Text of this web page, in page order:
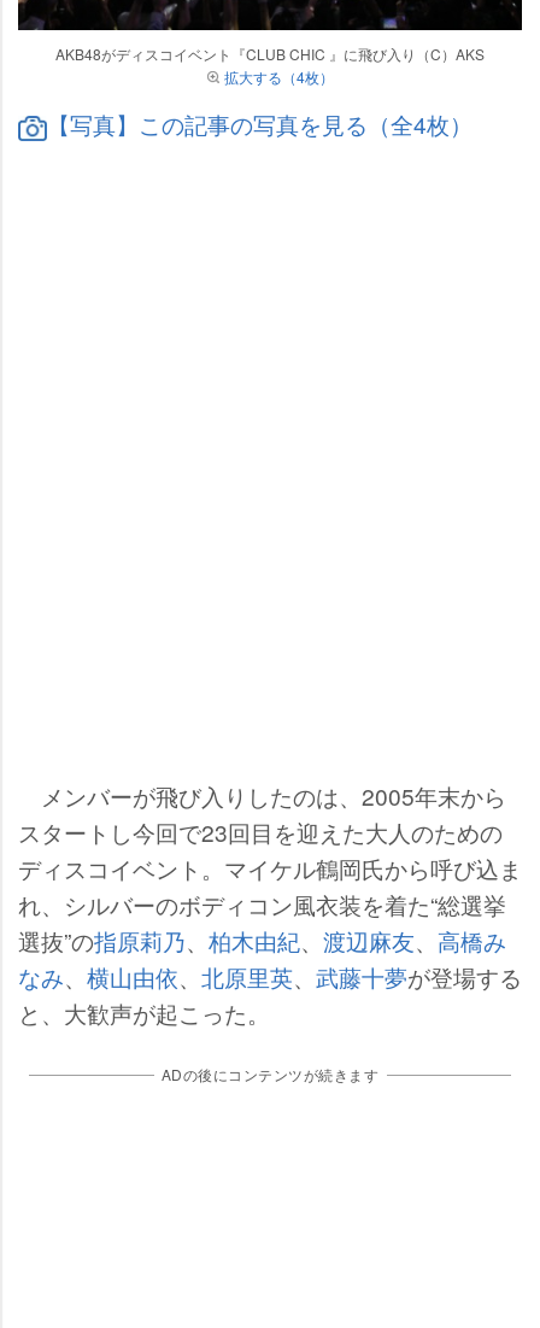
AKB48がディスコイベント『CLUB CHIC 』に飛び入り（C）AKS
拡大する（4枚）
【写真】この記事の写真を見る（全4枚）
メンバーが飛び入りしたのは、2005年末から
スタートし今回で23回目を迎えた大人のための
ディスコイベント。マイケル鶴岡氏から呼び込ま
れ、シルバーのボディコン風衣装を着た“総選挙
選抜”の指原莉乃、 柏木由紀、 渡辺麻友、 高橋み
なみ、 横山由依、 北原里英、 武藤十夢が登場する
と、大歓声が起こった。
ADの後にコンテンツが続きます